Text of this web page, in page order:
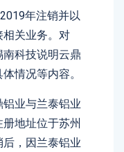
年注销并以
关业务。对
科技说明云鼎
情况等内容。
业与兰泰铝业
地址位于苏州
，因兰泰铝业